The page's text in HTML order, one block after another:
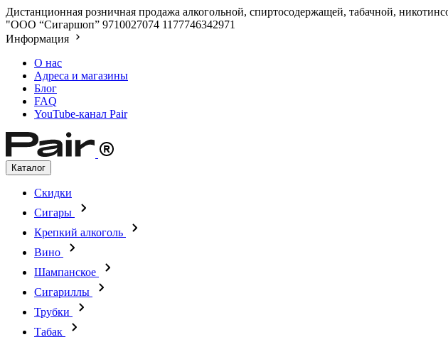
Дистанционная розничная продажа алкогольной, спиртосодержащей, табачной,
"ООО “Сигаршоп” 9710027074 1177746342971
Информация
О нас
Адреса и магазины
Блог
FAQ
YouTube-канал Pair
Каталог
Скидки
Сигары
Крепкий алкоголь
Вино
Шампанское
Сигариллы
Трубки
Табак